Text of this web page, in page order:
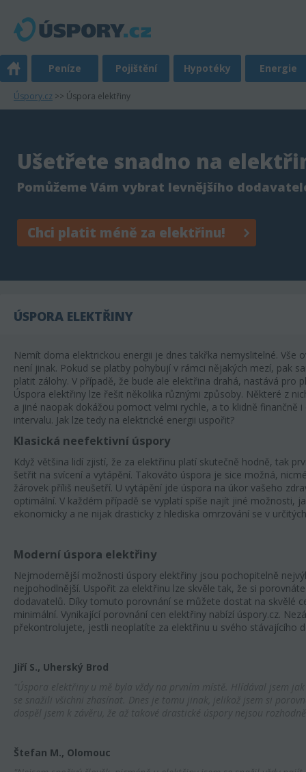
Peníze Pojištění Hypotéky Energie
Úspory.cz >> Úspora elektřiny
Ušetřete snadno na
Pomůžeme Vám vybrat levnějšího
Chci platit méně za elektřinu!
ÚSPORA ELEKTŘINY
Nemít doma elektrickou energii je dnes takřka nemyslitelné. Vše
není jinak. Pokud se platby pohybují v rámci nějakých mezí, pak
platit zálohy. V případě, že bude ale elektřina drahá, nastává pro
Úspora elektřiny lze řešit několika různými způsoby. Některé z
a jiné naopak dokážou pomoct velmi rychle, a to klidně finančně
intervalu. Jak lze tedy na elektrické energii uspořit?
Klasická neefektivní úspory
Když většina lidí zjistí, že za elektřinu platí skutečně hodně, tak
šetřit na svícení a vytápění. Takováto úspora je sice možná,
žárovek příliš neušetří. U vytápění jde úspora na úkor vašeho
optimální. V každém případě se vyplatí spíše najít jiné možnosti,
ekonomicky a ne nijak drasticky z hlediska omrzování se v
Moderní úspora elektřiny
Nejmodernější možnosti úspory elektřiny jsou pochopitelně
nejpohodlnější. Uspořit za elektřinu lze skvěle tak, že si
dodavatelů. Díky tomuto porovnání se můžete dostat na skvělé
minimální. Vynikající porovnání cen elektřiny nabízí úspory.cz.
překontrolujete, jestli neoplatíte za elektřinu u svého stávajícího
Jiří S., Uherský Brod
Štefan M., Olomouc